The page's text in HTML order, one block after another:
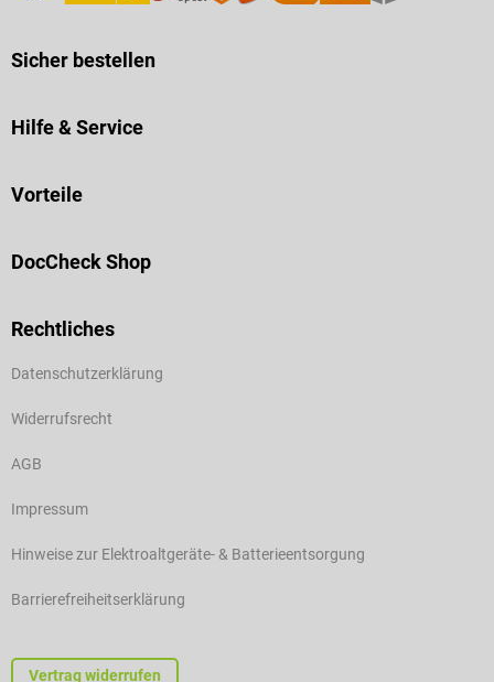
Sicher bestellen
Hilfe & Service
Vorteile
DocCheck Shop
Rechtliches
Datenschutzerklärung
Widerrufsrecht
AGB
Impressum
Hinweise zur Elektroaltgeräte- & Batterieentsorgung
Barrierefreiheitserklärung
Vertrag widerrufen